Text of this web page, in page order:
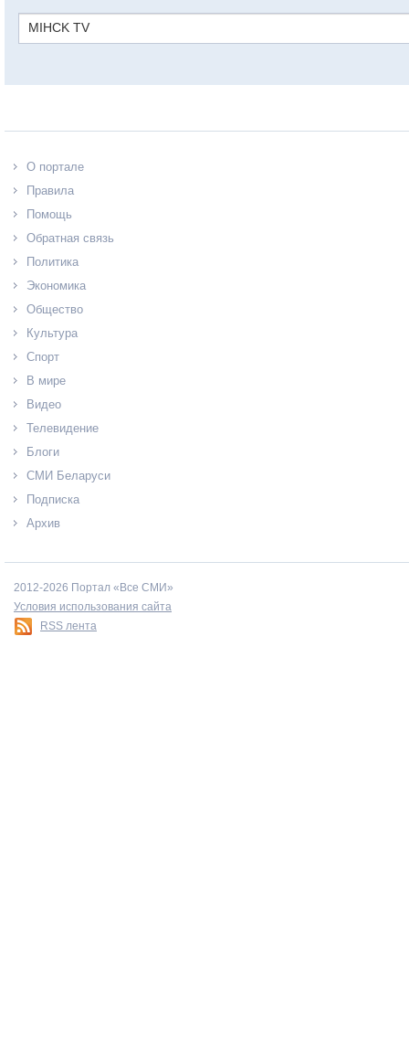
MIHCK TV
О портале
Правила
Помощь
Обратная связь
Политика
Экономика
Общество
Культура
Спорт
В мире
Видео
Телевидение
Блоги
СМИ Беларуси
Подписка
Архив
2012-2026 Портал «Все СМИ»
Условия использования сайта
RSS лента